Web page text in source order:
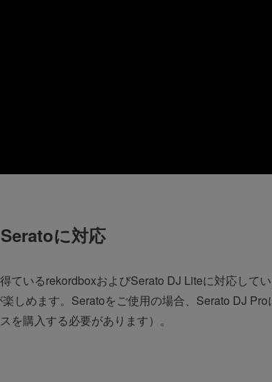
に対応
ているrekordboxおよびSerato DJ Liteに対応して
しめます。Seratoをご使用の場合、Serato DJ
を購入する必要があります）。